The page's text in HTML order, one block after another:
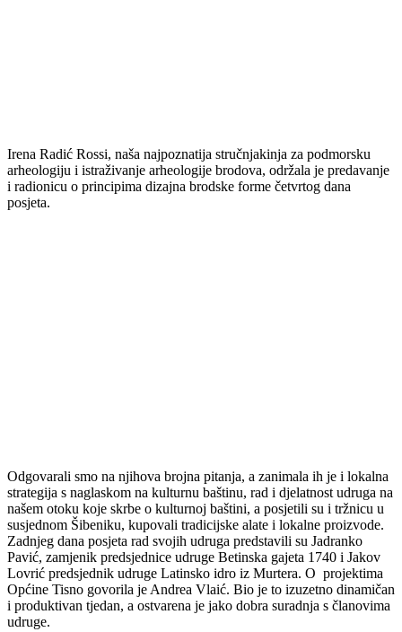
Irena Radić Rossi, naša najpoznatija stručnjakinja za podmorsku
arheologiju i istraživanje arheologije brodova, održala je predavanje
i radionicu o principima dizajna brodske forme četvrtog dana
posjeta.
Odgovarali smo na njihova brojna pitanja, a zanimala ih je i lokalna
strategija s naglaskom na kulturnu baštinu, rad i djelatnost udruga na
našem otoku koje skrbe o kulturnoj baštini, a posjetili su i tržnicu u
susjednom Šibeniku, kupovali tradicijske alate i lokalne proizvode.
Zadnjeg dana posjeta rad svojih udruga predstavili su Jadranko
Pavić, zamjenik predsjednice udruge Betinska gajeta 1740 i Jakov
Lovrić predsjednik udruge Latinsko idro iz Murtera. O projektima
Općine Tisno govorila je Andrea Vlaić. Bio je to izuzetno dinamičan
i produktivan tjedan, a ostvarena je jako dobra suradnja s članovima
udruge.